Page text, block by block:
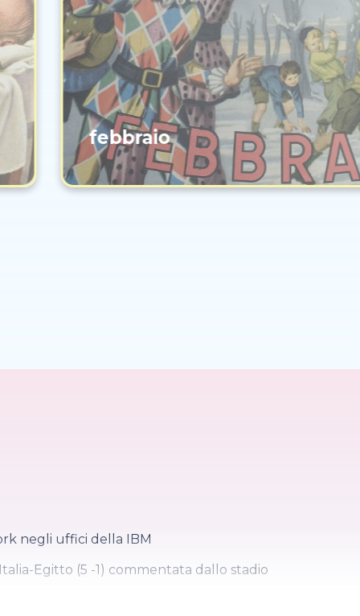
febbraio
negli uffici della IBM
Egitto (5 -1) commentata dallo stadio